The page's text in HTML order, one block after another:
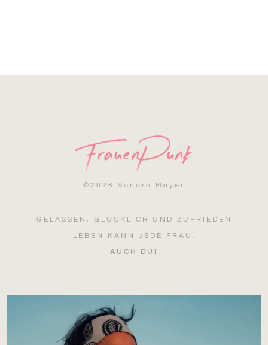
© 2026 Sandra Mayer
GELASSEN, GLÜCKLICH UND ZUFRIEDEN
LEBEN KANN JEDE FRAU.
AUCH DU!